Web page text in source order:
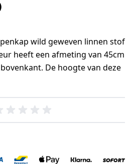
wild geweven linnen stof
heeft een afmeting van 45cm
De hoogte van deze